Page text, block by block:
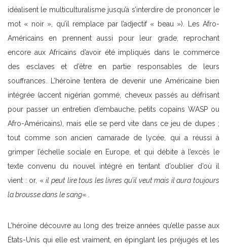
idéalisent le multiculturalisme jusqu’à s’interdire de prononcer le
mot « noir », qu’il remplace par l’adjectif « beau »). Les Afro-
Américains en prennent aussi pour leur grade, reprochant
encore aux Africains d’avoir été impliqués dans le commerce
des esclaves et d’être en partie responsables de leurs
souffrances. L’héroïne tentera de devenir une Américaine bien
intégrée (accent nigérian gommé, cheveux passés au défrisant
pour passer un entretien d’embauche, petits copains WASP ou
Afro-Américains), mais elle se perd vite dans ce jeu de dupes ;
tout comme son ancien camarade de lycée, qui a réussi à
grimper l’échelle sociale en Europe, et qui débite à l’excès le
texte convenu du nouvel intégré en tentant d’oublier d’où il
vient : or, «il peut lire tous les livres qu’il veut mais il aura toujours
la brousse dans le sang« .
L’héroïne découvre au long des treize années qu’elle passe aux
États-Unis qui elle est vraiment, en épinglant les préjugés et les